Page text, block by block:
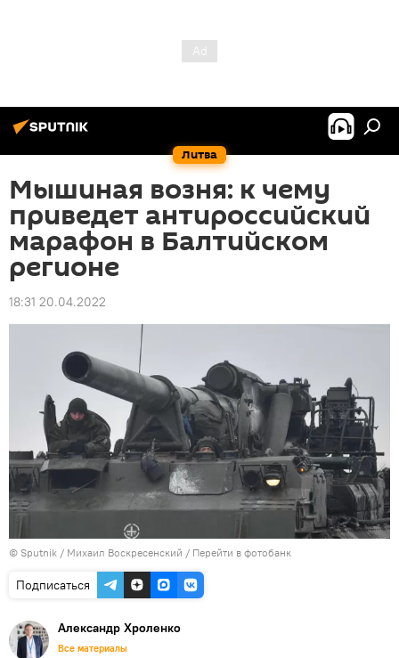
Литва
Мышиная возня: к чему
приведет антироссийский
марафон в Балтийском
регионе
18:31 20.04.2022
© Sputnik / Михаил Воскресенский / Перейти в фотобанк
Подписаться
Александр Хроленко
Все материалы